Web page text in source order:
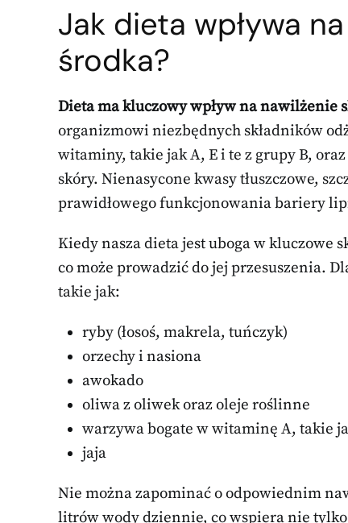
Jak dieta wpływa
środka?
Dieta ma kluczowy wpływ na nawilżenie
organizmowi niezbędnych składników
witaminy, takie jak A, E i te z grupy B,
skóry. Nienasycone kwasy tłuszczowe,
prawidłowego funkcjonowania bariery
Kiedy nasza dieta jest uboga w kluczowe
co może prowadzić do jej przesuszenia.
takie jak:
ryby (łosoś, makrela, tuńczyk)
orzechy i nasiona
awokado
oliwa z oliwek oraz oleje roślinne
warzywa bogate w witaminę A, takie
jaja
Nie można zapominać o odpowiednim
litrów wody dziennie, co wspiera nie